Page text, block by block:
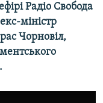
Радіо Свобода
міністр
Чорновіл,